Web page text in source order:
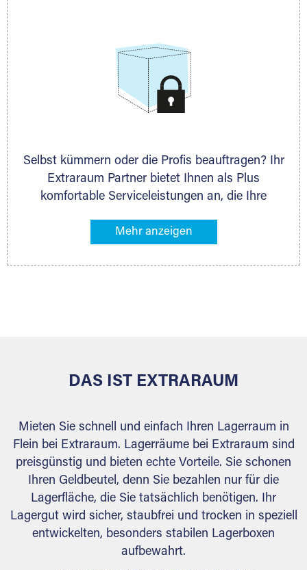
Selbst kümmern oder die Profis beauftragen? Ihr
Extraraum Partner bietet Ihnen als Plus
komfortable Serviceleistungen an, die Ihre
gehören z. B. Verpackungsservice, Lieferung von
Ihr Lagergut wird bei Ihrem Extraraum Partner
DAS IST EXTRARAUM
Mieten Sie schnell und einfach Ihren Lagerraum in
Flein bei Extraraum. Lagerräume bei Extraraum sind
preisgünstig und bieten echte Vorteile. Sie schonen
Ihren Geldbeutel, denn Sie bezahlen nur für die
Lagerfläche, die Sie tatsächlich benötigen. Ihr
Lagergut wird sicher, staubfrei und trocken in speziell
entwickelten, besonders stabilen Lagerboxen
aufbewahrt.